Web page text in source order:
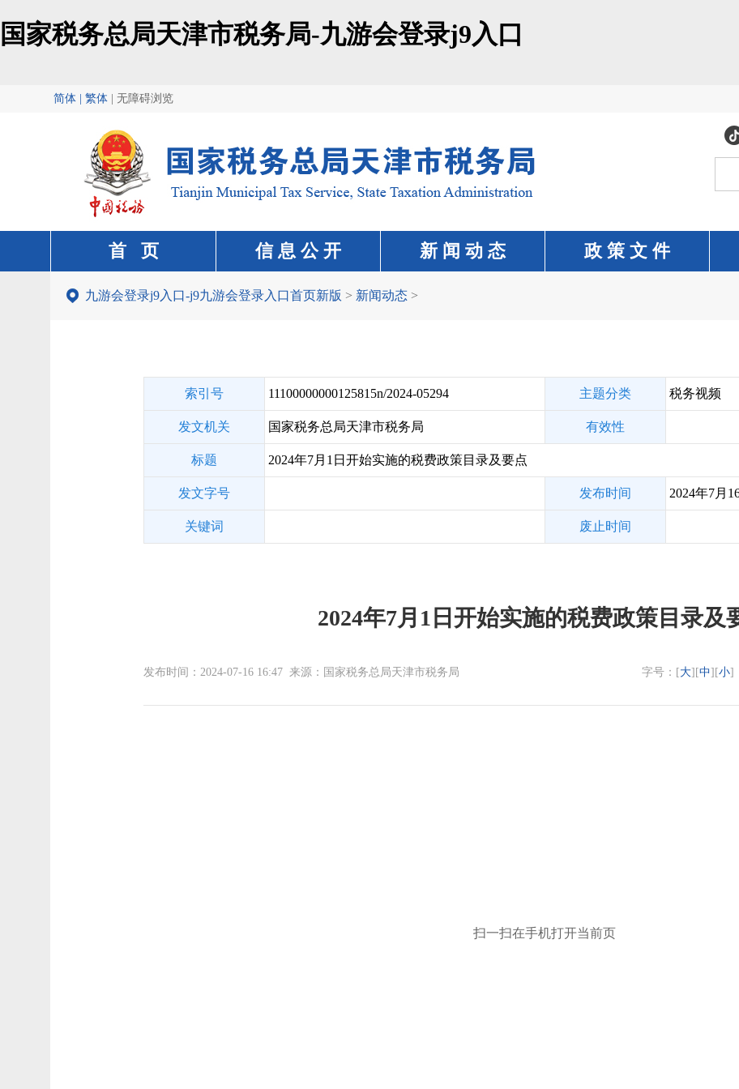
国家税务总局天津市税务局-九游会登录j9入口
简体 | 繁体 无障碍浏览
首 页 信 息 公 开 新 闻 动 态 政 策 文 件
九游会登录j9入口-j9九游会登录入口首页新版 > 新闻动态 >
索引号 11100000000125815n/2024-05294 主题分类 税务视频
发文机关 国家税务总局天津市税务局 有效性
标题 2024年7月1日开始实施的税费政策目录及要点
发文字号 发布时间 2024年7月
关键词 废止时间
2024年7月1日开始实施的税费政策目录及
发布时间：2024-07-16 16:47 来源：国家税务总局天津市税务局 字号：[大][中][小]
扫一扫在手机打开当前页